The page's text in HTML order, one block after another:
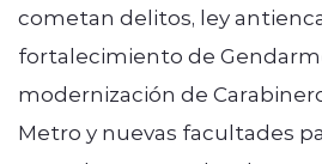
cometan delitos, ley
fortalecimiento de
modernización de
Metro y nuevas facultades